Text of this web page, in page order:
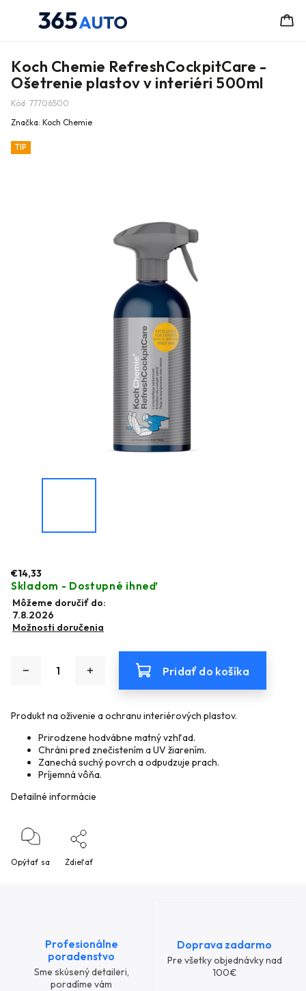
Koch Chemie RefreshCockpitCare -
Ošetrenie plastov v interiéri 500ml
Kód: 77706500
TIP
Značka: Koch Chemie
€14,33
Skladom - Dostupné ihneď
Môžeme doručiť do:
7.8.2026
Možnosti doručenia
Pridať do košíka
Produkt na oživenie a ochranu interiérových plastov.
Prirodzene hodvábne matný vzhľad.
Chráni pred znečistením a UV žiarením.
Zanechá suchý povrch a odpudzuje prach.
Príjemná vôňa.
Detailné informácie
Opýtať sa Zdieľať
Profesionálne
poradenstvo
Sme skúsený detaileri,
poradíme vám
Doprava zadarmo
Pre všetky objednávky nad
100€